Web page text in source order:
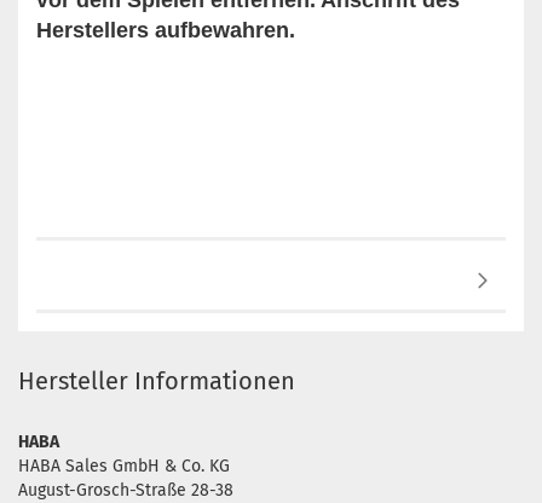
Herstellers aufbewahren.
Hersteller Informationen
HABA
HABA Sales GmbH & Co. KG
August-Grosch-Straße 28-38